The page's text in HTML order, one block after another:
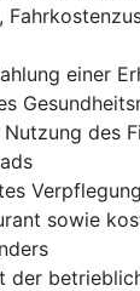
einer
des
sowie
der